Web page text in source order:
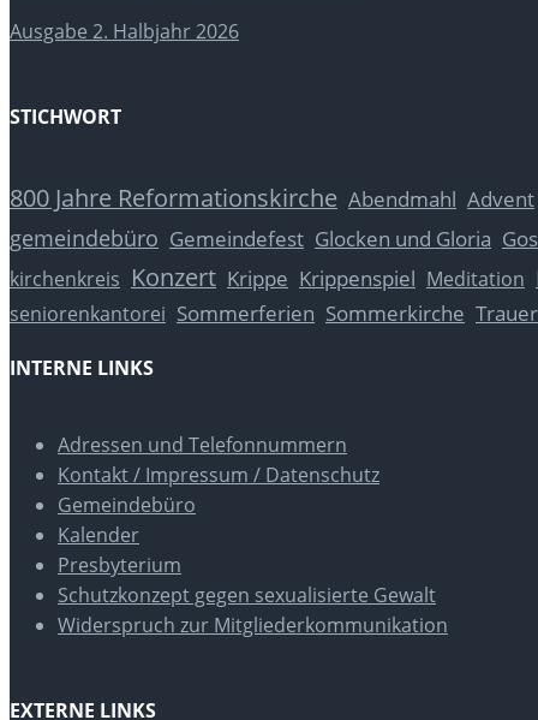
Ausgabe 2. Halbjahr 2026
STICHWORT
800 Jahre Reformationskirche Abendmahl Advent
gemeindebüro Gemeindefest Glocken und Gloria
kirchenkreis Konzert Krippe Krippenspiel Meditation
seniorenkantorei Sommerferien Sommerkirche Trauer
INTERNE LINKS
Adressen und Telefonnummern
Kontakt / Impressum / Datenschutz
Gemeindebüro
Kalender
Presbyterium
Schutzkonzept gegen sexualisierte Gewalt
Widerspruch zur Mitgliederkommunikation
EXTERNE LINKS